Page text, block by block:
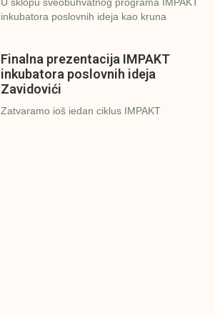
U sklopu sveobuhvatnog programa IMPAKT
inkubatora poslovnih ideja kao kruna
Finalna prezentacija IMPAKT
inkubatora poslovnih ideja
Zavidovići
Zatvaramo još jedan ciklus IMPAKT